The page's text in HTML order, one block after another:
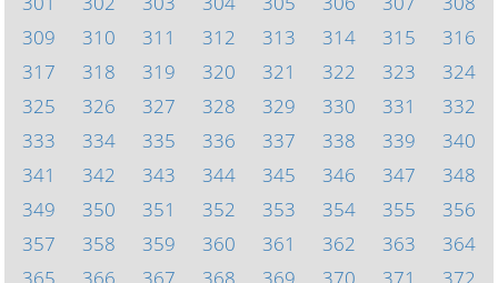
309
310 311 312 313 314 315
316
317
318 319 320 321 322 323
324
325
326 327 328 329 330 331
332
333
334 335 336 337 338 339
340
341
342 343 344 345 346 347
348
349
350 351 352 353 354 355
356
357
358 359 360 361 362 363
364